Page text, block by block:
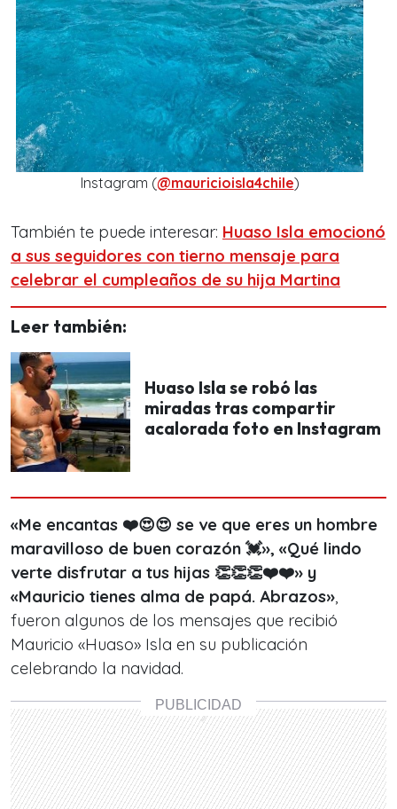
Instagram (@mauricioisla4chile)
También te puede interesar: Huaso Isla emocionó
a sus seguidores con tierno mensaje para
celebrar el cumpleaños de su hija Martina
Leer también:
Huaso Isla se robó las
miradas tras compartir
acalorada foto en Instagram
«Me encantas ❤️😍😍 se ve que eres un hombre
maravilloso de buen corazón 💓», «Qué lindo
verte disfrutar a tus hijas 👏👏👏❤️❤️» y
«Mauricio tienes alma de papá. Abrazos»,
fueron algunos de los mensajes que recibió
Mauricio «Huaso» Isla en su publicación
celebrando la navidad.